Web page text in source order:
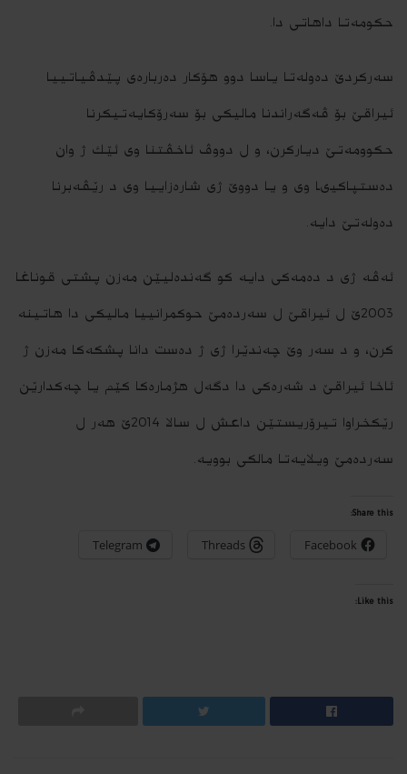
حكومه‌تا داهاتى دا.
سه‌ركردێ ده‌وله‌تا یاسا دوو هۆكار ده‌رباره‌ى پێدڤیاتییا
ئیراقێ بۆ ڤه‌گه‌راندنا مالیكى بۆ سه‌رۆكایه‌تیكرنا
حكوومه‌تێ دیاركرن، و ل دووڤ ئاخڤتنا وى ئێك ژ وان
ده‌ستپاكیىا وى و یا دووێ ژى شاره‌زاییا وى د رێڤه‌برنا
ده‌وله‌تێ دایه‌.
ئه‌ڤه‌ ژى د ده‌مه‌‌‌كی دایه‌ كو گه‌نده‌لیێن مه‌زن پشتى قوناغا
2003ێ ل ئیراقێ ل سه‌رده‌مێ حوكمرانییا مالیكی دا هاتینه‌
كرن، و د سه‌ر وێ چه‌ندێرا ژى ژ ده‌ست دانا پشكه‌كا مه‌زن ژ
ئاخا ئیراقێ د شه‌ره‌كی دا دگه‌ل هژماره‌كا كێم یا چه‌كدارێن
رێكخراوا تیرۆریستێن داعش ل سالا 2014ێ هه‌ر ل
سه‌رده‌مێ ویلایه‌تا مالكى بوویه‌.
Share this:
Facebook
Threads
Telegram
Like this: